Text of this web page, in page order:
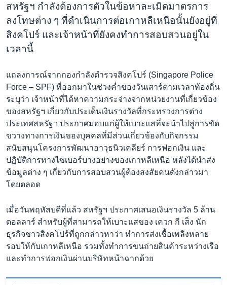
สหรัฐฯ กำลังต้องการตัวในข้อหาละเมิดมาตรการ
ลงโทษต่าง ๆ ที่ดำเนินการต่อเกาหลีเหนือนั้นยังอยู่ที่
สิงคโปร์ และเจ้าหน้าที่ยังคงทำการสอบสวนอยู่ใน
เวลานี้
แถลงการณ์จากกองกำลังตำรวจสิงคโปร์ (Singapore Police
Force – SPF) ที่ออกมาในช่วงค่ำของวันเสาร์ตามเวลาท้องถิ่น
ระบุว่า เจ้าหน้าที่ได้หาความกระจ่างจากหน่วยงานที่เกี่ยวข้อง
ของสหรัฐฯ เกี่ยวกับประเด็นเงินรางวัลที่กระทรวงการต่าง
ประเทศสหรัฐฯ ประกาศมอบแก่ผู้ให้เบาะแสที่จะนำไปสู่การขัด
ขวางทางการเงินของบุคคลที่มีส่วนเกี่ยวข้องกับกิจกรรม
สนับสนุนโครงการพัฒนาอาวุธนิวเคลียร์ การฟอกเงิน และ
ปฏิบัติการทางไซเบอร์บางอย่างของเกาหลีเหนือ หลังได้นำส่ง
ข้อมูลต่าง ๆ เกี่ยวกับการสอบสวนผู้ต้องสงสัยคนดังกล่าวมา
โดยตลอด
เมื่อวันพฤหัสบดีที่แล้ว สหรัฐฯ ประกาศเสนอเงินรางวัล 5 ล้าน
ดอลลาร์ สำหรับผู้ที่สามารถให้เบาะแสของ เควก กี เส็ง นัก
ธุรกิจชาวสิงคโปร์ที่ถูกกล่าวหาว่า ทำการส่งเชื้อเพลิงหลาย
รอบให้กับเกาหลีเหนือ รวมทั้งทำการขนถ่ายสินค้าระหว่างเรือ
และทำการฟอกเงินผ่านบริษัทหน้าฉากด้วย